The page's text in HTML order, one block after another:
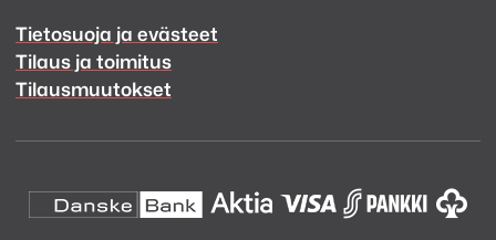
Tietosuoja ja evästeet
Tilaus ja toimitus
Tilausmuutokset